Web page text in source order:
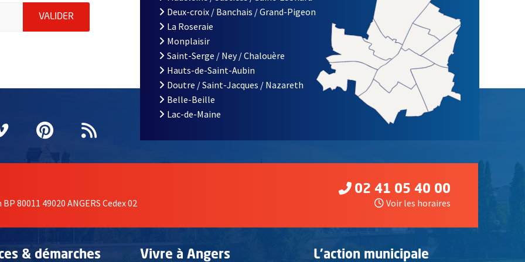
indiquez votre email (champ obligatoire)
VALIDER ENVOYER MA DEMANDE D'INSCRIPTION À LA LETTRE D'INFORMATION DE LA VILLE D'ANGERS
fenêtrefenêtre
une nouvelle fenêtre
Vimeo
, Ouvre une nouvelle fenêtre
Pinterest
, Ouvre une nouvelle fenêtre
Flux RSS
Deux-croix / Banchais / Grand-Pigeon
La Roseraie
Monplaisir
Saint-Serge / Ney / Chalouère
Hauts-de-Saint-Aubin
Doutre / Saint-Jacques / Nazareth
Belle-Beille
Lac-de-Maine
80011 49020 ANGERS Cedex 02
02 41 05 40 00
Voir les horaires
& démarches Vivre à Angers L'action municipale